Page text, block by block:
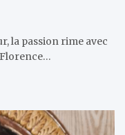
la passion rime avec
Florence…